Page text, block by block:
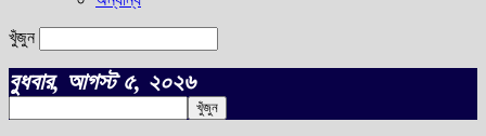
খুঁজুন
বুধবার, আগস্ট ৫, ২০২৬